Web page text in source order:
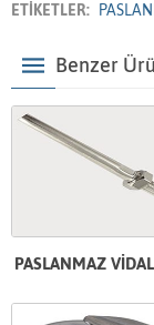
ETİKETLER:
Benzer
PASLANMAZ